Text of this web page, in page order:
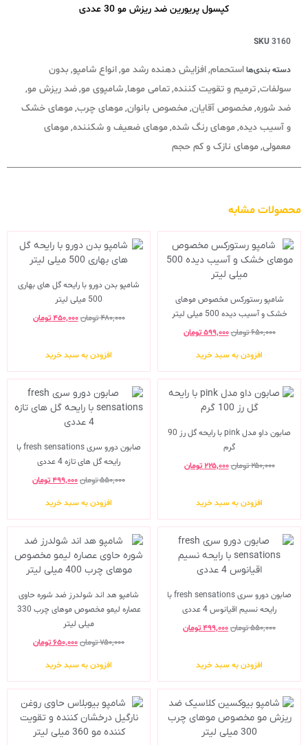
کپسول پریورین ضد ریزش مو 30 عددی
SKU3160
دسته بندی‌هااستحمام,افزایش دهنده رشد مو,انواع شامپو, بدون
سولفات,ترمیم و تقویت کننده,تمامی موها,شامپوی مو,ضد ریزش مو,
ضد شوره,مخصوص آقایان,مخصوص بانوان,موهای چرب,موهای خشک
و آسیب دیده,موهای رنگ شده,موهای ضعیف و شکننده,موهای
معمولی,موهای نازک و کم حجم
محصولات مشابه
شامپو رستورکس مخصوص موهای
خشک و آسیب دیده 500 میلی لیتر
۶۵۰,۰۰۰تومان۵۹۹,۰۰۰تومان
افزودن به سبد خرید
شامپو بدن دورو با رایحه گل های بهاری
500 میلی لیتر
۴۸۰,۰۰۰تومان۴۵۰,۰۰۰تومان
افزودن به سبد خرید
صابون داو مدل pink با رایحه گل رز 90
گرم
۲۵۰,۰۰۰تومان۲۲۵,۰۰۰تومان
افزودن به سبد خرید
صابون دورو سری fresh sensations با
رایحه گل های تازه 4 عددی
۵۵۰,۰۰۰تومان۴۹۹,۰۰۰تومان
افزودن به سبد خرید
صابون دورو سری fresh sensations با
رایحه نسیم اقیانوس 4 عددی
۵۵۰,۰۰۰تومان۴۹۹,۰۰۰تومان
افزودن به سبد خرید
شامپو هد اند شولدرز ضد شوره حاوی
عصاره لیمو مخصوص موهای چرب 330
میلی لیتر
۷۵۰,۰۰۰تومان۶۵۰,۰۰۰تومان
افزودن به سبد خرید